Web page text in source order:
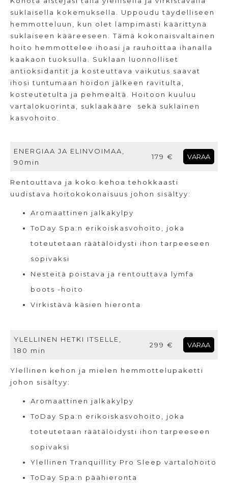
suklaisella kokemuksella. Uppoudu täydelliseen
hemmotteluun, kun olet lämpimästi käärittynä
suklaiseen kääreeseen. Tämä kokonaisvaltainen
hoito hemmottelee ihoasi ja rauhoittaa ihanalla
kaakaon tuoksulla. Suklaan luonnolliset
antioksidantit ja kosteuttava vaikutus saavat
ihosi tuntumaan hoidon jälkeen ravitulta,
kosteutetulta ja pehmeältä. Hoitoon kuuluu
vartalokuorinta, suklaakääre sekä suklainen
kasvohoito.
ENERGIAA JA ELINVOIMAA,
90min
179 € VARAA
Rentouttava ja koko kehoa tehokkaasti
uudistava hoitokokonaisuus johon sisältyy:
Aromaattinen jalkakylpy
ToDay Spa:n erikoiskasvohoito, joka
toteutetaan räätälöidysti ihon tarpeeseen
sopivaksi
Nesteitä poistava ja rentouttava lymfa
boots -hoito
Virkistävä käsien hieronta
YLELLINEN HETKI ITSELLE,
180 min
299 € VARAA
Ylellinen kehon ja mielen hemmottelupaketti
johon sisältyy:
Aromaattinen jalkakylpy
ToDay Spa:n erikoiskasvohoito, joka
toteutetaan räätälöidysti ihon tarpeeseen
sopivaksi
Ylellinen Tranquillity Pro Sleep vartalohoito
ToDay Spa:n päähieronta